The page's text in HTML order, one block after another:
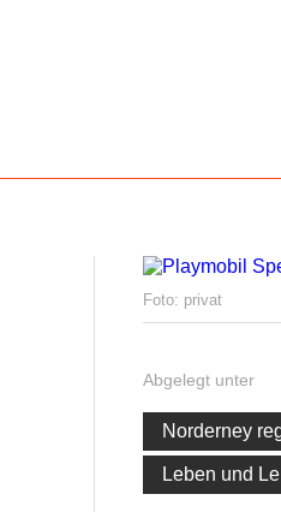
Foto: privat
Abgelegt unter
Norderney
Leben und